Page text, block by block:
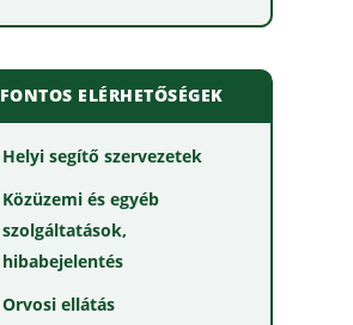
FONTOS ELÉRHETŐSÉGEK
Helyi segítő szervezetek
Közüzemi és egyéb
szolgáltatások,
hibabejelentés
Orvosi ellátás